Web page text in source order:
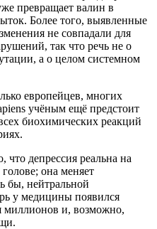
превращает валин в
Более того, выявленные
не совпадали для
так что речь не о
а о целом системном
европейцев, многих
учёным ещё предстоит
биохимических реакций
депрессия реальна на
она меняет
бы, нейтральной
у медицины появился
миллионов и, возможно,